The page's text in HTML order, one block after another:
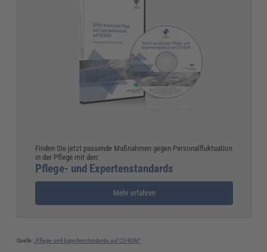
Finden Sie jetzt passende Maßnahmen gegen Personalfluktuation
in der Pflege mit den:
Pflege- und Expertenstandards
Mehr erfahren
Quelle: „Pflege- und Expertenstandards auf CD-ROM“